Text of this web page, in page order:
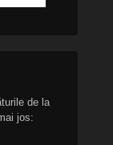
de la
jos: